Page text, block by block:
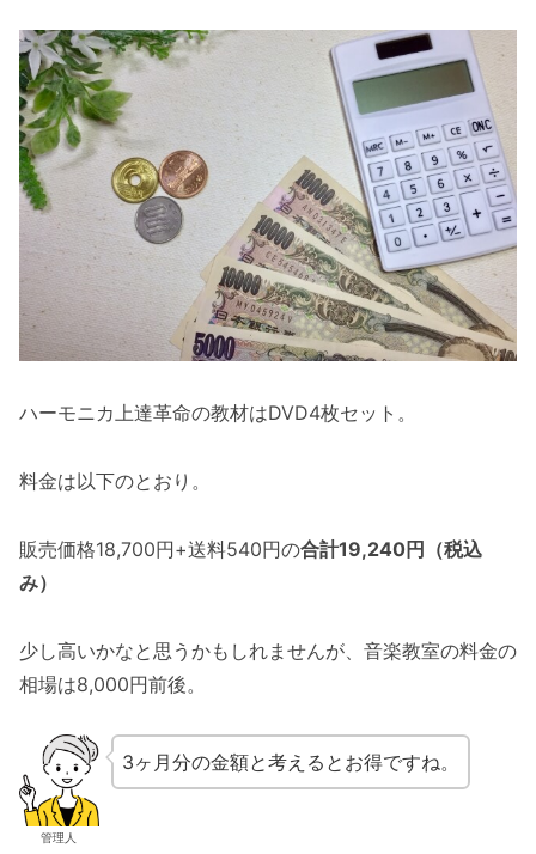
ハーモニカ上達革命の教材はDVD4枚セット。
料金は以下のとおり。
販売価格18,700円+送料540円の合計19,240円（税込
み）
少し高いかなと思うかもしれませんが、音楽教室の料金の
相場は8,000円前後。
管理人
3ヶ月分の金額と考えるとお得ですね。